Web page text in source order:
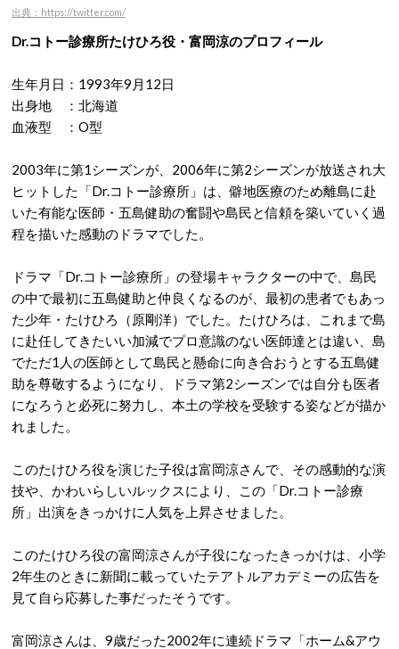
出典：https://twitter.com/
Dr.コトー診療所たけひろ役・富岡涼のプロフィール
生年月日：1993年9月12日
出身地 ：北海道
血液型 ：O型
2003年に第1シーズンが、2006年に第2シーズンが放送され大
ヒットした「Dr.コトー診療所」は、僻地医療のため離島に赴
いた有能な医師・五島健助の奮闘や島民と信頼を築いていく過
程を描いた感動のドラマでした。
ドラマ「Dr.コトー診療所」の登場キャラクターの中で、島民
の中で最初に五島健助と仲良くなるのが、最初の患者でもあっ
た少年・たけひろ（原剛洋）でした。たけひろは、これまで島
に赴任してきたいい加減でプロ意識のない医師達とは違い、島
でただ1人の医師として島民と懸命に向き合おうとする五島健
助を尊敬するようになり、ドラマ第2シーズンでは自分も医者
になろうと必死に努力し、本土の学校を受験する姿などが描か
れました。
このたけひろ役を演じた子役は富岡涼さんで、その感動的な演
技や、かわいらしいルックスにより、この「Dr.コトー診療
所」出演をきっかけに人気を上昇させました。
このたけひろ役の富岡涼さんが子役になったきっかけは、小学
2年生のときに新聞に載っていたテアトルアカデミーの広告を
見て自ら応募した事だったそうです。
富岡涼さんは、9歳だった2002年に連続ドラマ「ホーム&アウ